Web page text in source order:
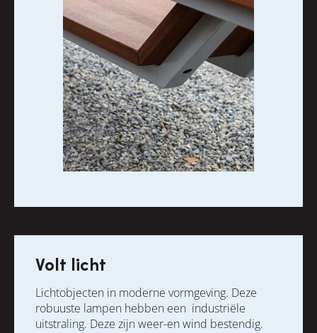
Volt licht
Lichtobjecten in moderne vormgeving. Deze
robuuste lampen hebben een industriële
uitstraling. Deze zijn weer-en wind bestendig.